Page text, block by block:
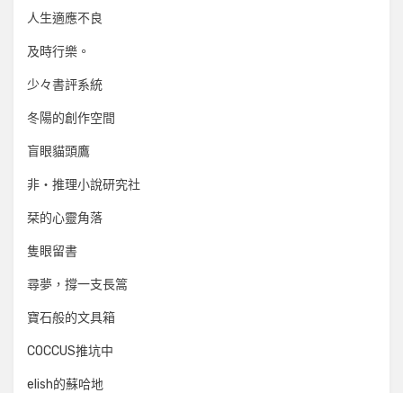
人生適應不良
及時行樂。
少々書評系統
冬陽的創作空間
盲眼貓頭鷹
非‧推理小說研究社
栞的心靈角落
隻眼留書
尋夢，撐一支長篙
寶石般的文具箱
COCCUS推坑中
elish的蘇哈地